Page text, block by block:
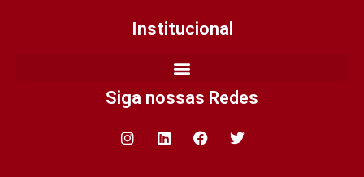
Institucional
Siga nossas Redes